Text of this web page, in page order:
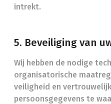
intrekt.
5. Beveiliging van
Wij hebben de nodige
organisatorische
veiligheid en
persoonsgegevens te